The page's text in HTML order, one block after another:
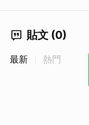
貼文 (0)
最新 熱門